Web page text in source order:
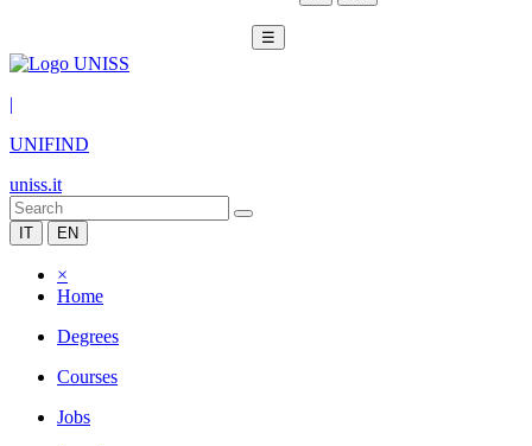
☰
|
UNIFIND
uniss.it
IT EN
×
Home
Degrees
Courses
Jobs